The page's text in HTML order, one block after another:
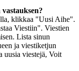
klikkaa "Uusi Aihe".
Viestiin". Viestien
Lista sinun
ja viestiketjun
uusia viestejä, Voit